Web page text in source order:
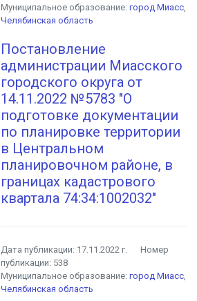
Муниципальное образование:город Миасс,
Челябинская область
Постановление
администрации Миасского
городского округа от
14.11.2022 №5783 "О
подготовке документации
по планировке территории
в Центральном
планировочном районе, в
границах кадастрового
квартала 74:34:1002032"
Дата публикации: 17.11.2022 г.
Номер
публикации: 538
Муниципальное образование:город Миасс,
Челябинская область